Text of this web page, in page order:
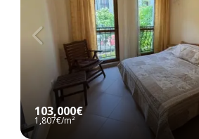
103,000€
1,807€/m²